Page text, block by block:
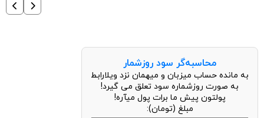
محاسبه‌گر سود روزشمار
به مانده حساب میزبان و میهمان نزد ویلارابط
به صورت روزشماره سود تعلق می گیرد!
پولتون پیش ما برات پول میآره!
مبلغ (تومان):